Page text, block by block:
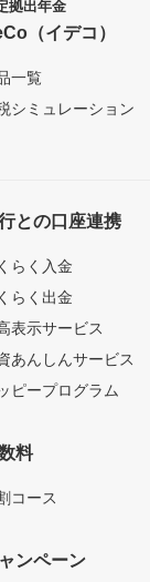
拠出年金
（イデコ）
一覧
シミュレーション
との口座連携
らく入金
らく出金
表示サービス
あんしんサービス
ピープログラム
料
コース
ンペーン